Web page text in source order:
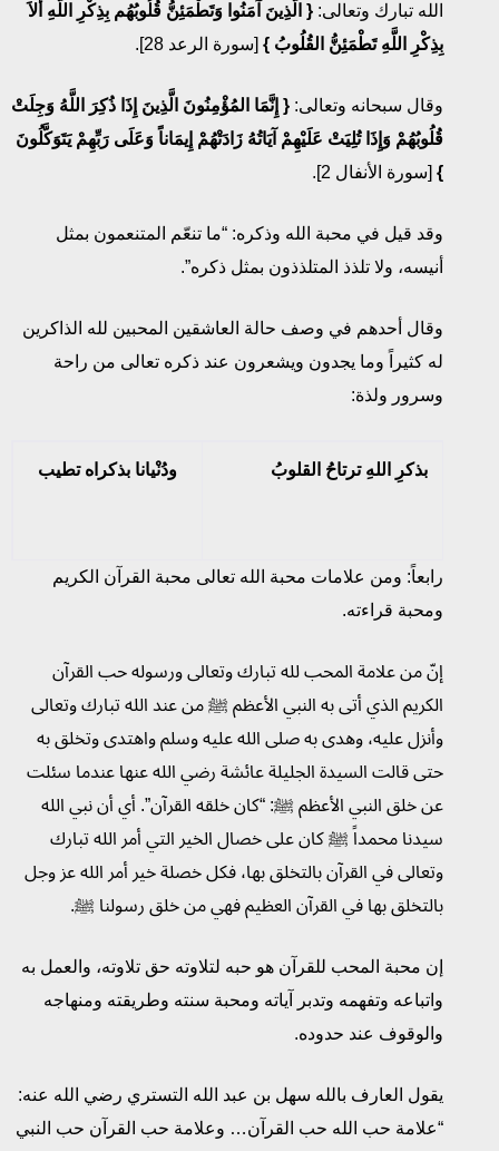
الله تبارك وتعالى: { الَّذِينَ آمَنُوا وَتَطْمَئِنُّ قُلُوبُهُم بِذِكْرِ اللَّهِ أَلاَ
بِذِكْرِ اللَّهِ تَطْمَئِنُّ القُلُوبُ } [سورة الرعد 28].
وقال سبحانه وتعالى: { إِنَّمَا المُؤْمِنُونَ الَّذِينَ إِذَا ذُكِرَ اللَّهُ وَجِلَتْ
قُلُوبُهُمْ وَإِذَا تُلِيَتْ عَلَيْهِمْ آيَاتُهُ زَادَتْهُمْ إِيمَاناً وَعَلَى رَبِّهِمْ يَتَوَكَّلُونَ
} [سورة الأنفال 2].
وقد قيل في محبة الله وذكره: “ما تنعّم المتنعمون بمثل
أنيسه، ولا تلذذ المتلذذون بمثل ذكره”.
وقال أحدهم في وصف حالة العاشقين المحبين لله الذاكرين
له كثيراً وما يجدون ويشعرون عند ذكره تعالى من راحة
وسرور ولذة:
بذكرِ اللهِ ترتاحُ القلوبُ ودُنْيانا بذكراه تطيب
رابعاً: ومن علامات محبة الله تعالى محبة القرآن الكريم
ومحبة قراءته.
إنّ من علامة المحب لله تبارك وتعالى ورسوله حب القرآن
الكريم الذي أتى به النبي الأعظم ﷺ من عند الله تبارك وتعالى
وأنزل عليه، وهدى به صلى الله عليه وسلم واهتدى وتخلق به
حتى قالت السيدة الجليلة عائشة رضي الله عنها عندما سئلت
عن خلق النبي الأعظم ﷺ: “كان خلقه القرآن”. أي أن نبي الله
سيدنا محمداً ﷺ كان على خصال الخير التي أمر الله تبارك
وتعالى في القرآن بالتخلق بها، فكل خصلة خير أمر الله عز وجل
بالتخلق بها في القرآن العظيم فهي من خلق رسولنا ﷺ.
إن محبة المحب للقرآن هو حبه لتلاوته حق تلاوته، والعمل به
واتباعه وتفهمه وتدبر آياته ومحبة سنته وطريقته ومنهاجه
والوقوف عند حدوده.
يقول العارف بالله سهل بن عبد الله التستري رضي الله عنه:
“علامة حب الله حب القرآن… وعلامة حب القرآن حب النبي